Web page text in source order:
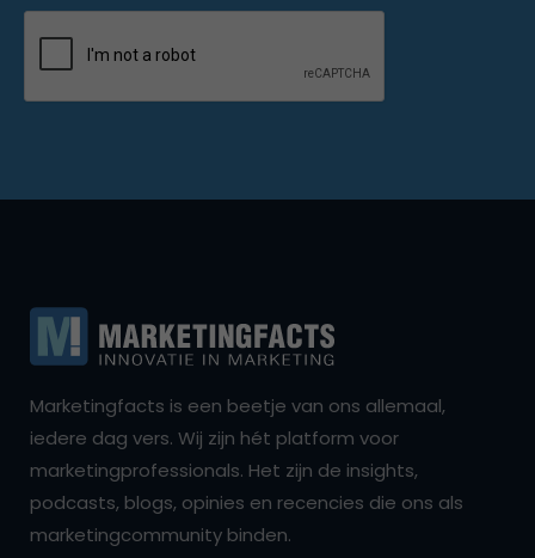
Marketingfacts is een beetje van ons allemaal,
iedere dag vers. Wij zijn hét platform voor
marketingprofessionals. Het zijn de insights,
podcasts, blogs, opinies en recencies die ons als
marketingcommunity binden.